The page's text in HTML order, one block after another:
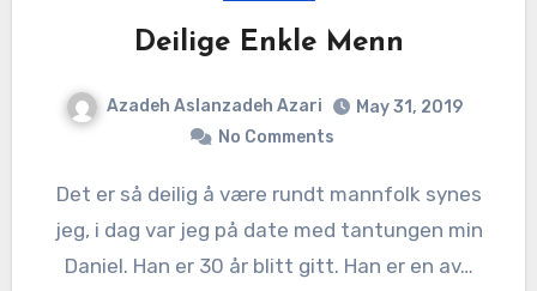
Deilige Enkle Menn
Azadeh Aslanzadeh Azari
May 31, 2019
No Comments
Det er så deilig å være rundt mannfolk synes
jeg, i dag var jeg på date med tantungen min
Daniel. Han er 30 år blitt gitt. Han er en av…